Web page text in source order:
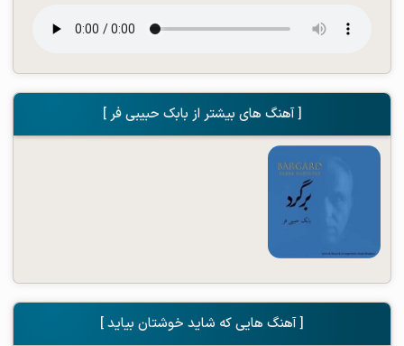
[ آهنگ های بیشتر از بابک حبیبی فر ]
[ آهنگ هایی که شاید خوشتان بیاید ]